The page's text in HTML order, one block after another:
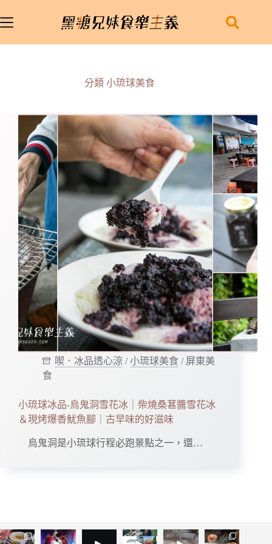
至
分類 小琉球美食
喫．冰品透心涼 /小琉球美食 / 屏東美
食
小琉球冰品-烏鬼洞雪花冰｜柴燒桑葚醬雪花冰
＆現烤爆香魷魚腳｜古早味的好滋味
烏鬼洞是小琉球行程必跑景點之一，還…